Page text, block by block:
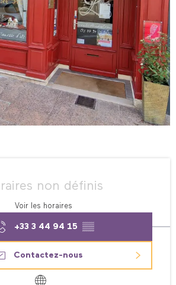
non définis
Voir les horaires
+33 3 44 94 15 ▒▒
Contactez-nous